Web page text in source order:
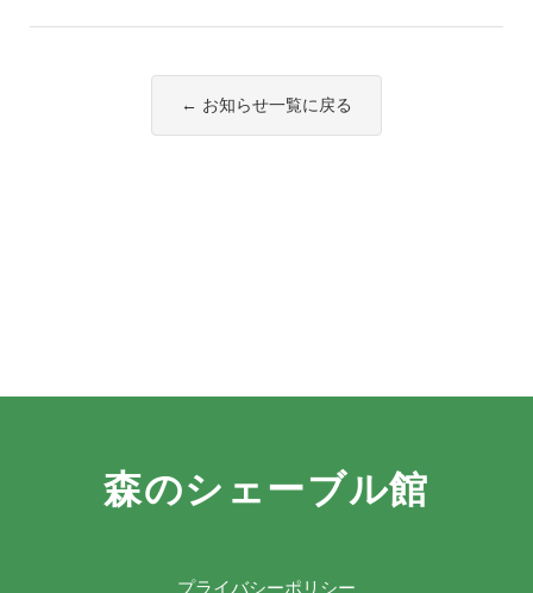
← お知らせ一覧に戻る
森のシェーブル館
プライバシーポリシー